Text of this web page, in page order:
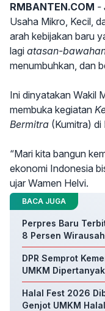
RMBANTEN.COM -
Usaha Mikro, Kecil,
arah kebijakan baru
lagi atasan-
menumbuhkan, dan
Ini dinyatakan Wakil
membuka kegiatan
Bermitra (Kumitra) di
“Mari kita bangun
ekonomi Indonesia
ujar Wamen Helvi.
BACA JUGA
Perpres Baru
8 Persen
DPR Semprot
UMKM
Halal Fest 2026
Genjot UMKM